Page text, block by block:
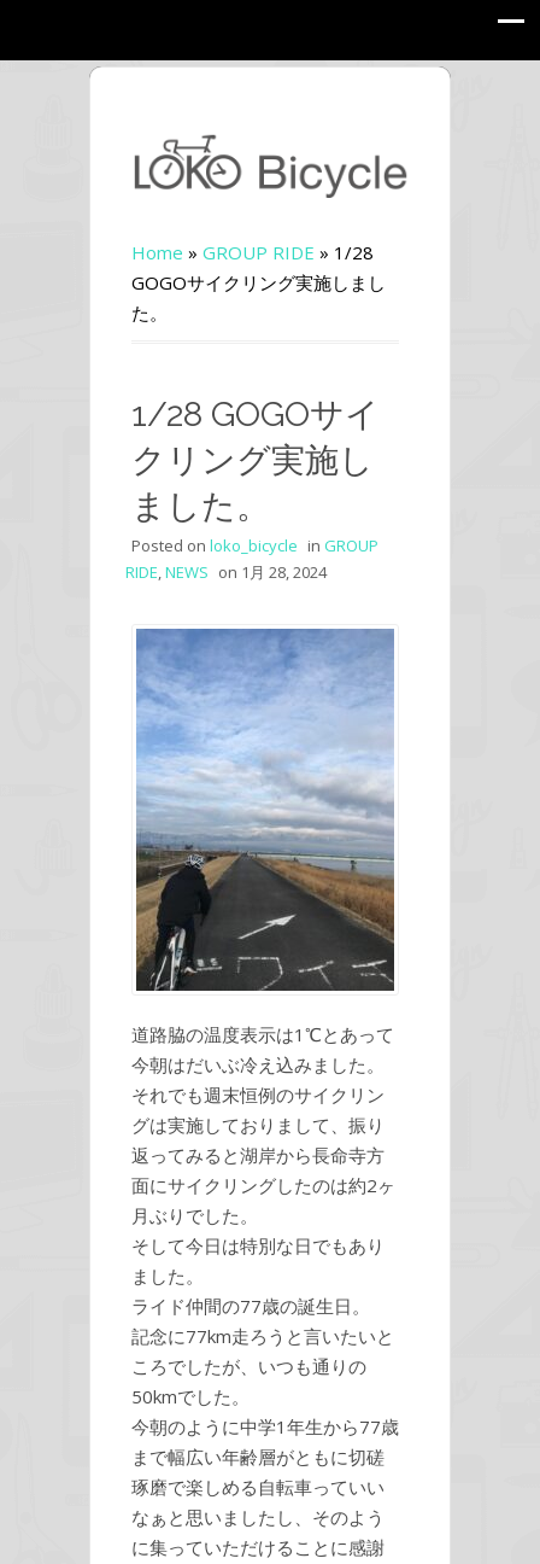
Home » GROUP RIDE » 1/28
GOGOサイクリング実施しまし
た。
1/28 GOGOサイ
クリング実施し
ました。
Posted on loko_bicycle in GROUP
RIDE,NEWS on 1月 28, 2024
道路脇の温度表示は1℃とあって
今朝はだいぶ冷え込みました。
それでも週末恒例のサイクリン
グは実施しておりまして、振り
返ってみると湖岸から長命寺方
面にサイクリングしたのは約2ヶ
月ぶりでした。
そして今日は特別な日でもあり
ました。
ライド仲間の77歳の誕生日。
記念に77km走ろうと言いたいと
ころでしたが、いつも通りの
50kmでした。
今朝のように中学1年生から77歳
まで幅広い年齢層がともに切磋
琢磨で楽しめる自転車っていい
なぁと思いましたし、そのよう
に集っていただけることに感謝